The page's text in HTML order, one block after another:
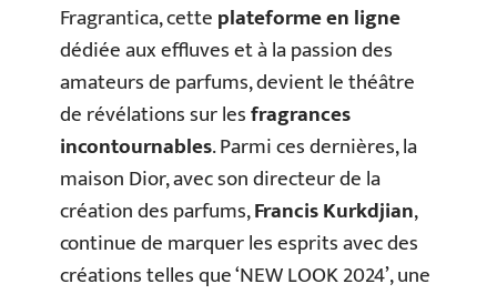
Fragrantica, cetteplateforme en ligne
dédiée aux effluves et à la passion des
amateurs de parfums, devient le théâtre
de révélations sur lesfragrances
incontournables. Parmi ces dernières, la
maison Dior, avec son directeur de la
création des parfums,Francis Kurkdjian,
continue de marquer les esprits avec des
créations telles que ‘NEW LOOK 2024’, une